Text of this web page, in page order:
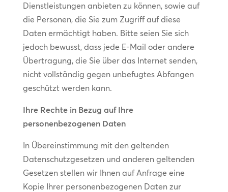
Dienstleistungen anbieten zu können, sowie auf
die Personen, die Sie zum Zugriff auf diese
Daten ermächtigt haben. Bitte seien Sie sich
jedoch bewusst, dass jede E-Mail oder andere
Übertragung, die Sie über das Internet senden,
nicht vollständig gegen unbefugtes Abfangen
geschützt werden kann.
Ihre Rechte in Bezug auf Ihre
personenbezogenen Daten
In Übereinstimmung mit den geltenden
Datenschutzgesetzen und anderen geltenden
Gesetzen stellen wir Ihnen auf Anfrage eine
Kopie Ihrer personenbezogenen Daten zur